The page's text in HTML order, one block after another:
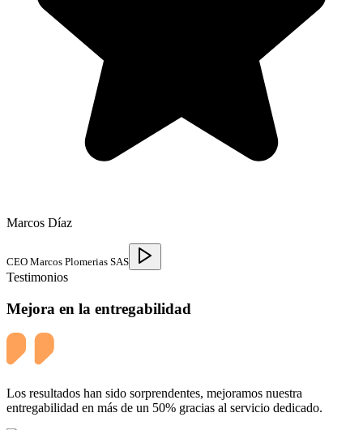
Marcos Díaz
CEO Marcos Plomerias SAS
Testimonios
Mejora en la entregabilidad
Los resultados han sido sorprendentes, mejoramos nuestra
entregabilidad en más de un 50% gracias al servicio dedicado.